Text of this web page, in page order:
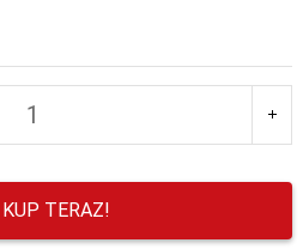
KUP TERAZ!